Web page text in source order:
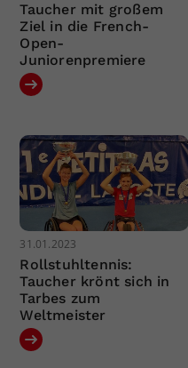
Taucher mit großem
Ziel in die French-
Open-
Juniorenpremiere
31.01.2023
Rollstuhltennis:
Taucher krönt sich in
Tarbes zum
Weltmeister